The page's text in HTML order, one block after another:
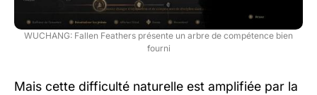
WUCHANG: Fallen Feathers présente un arbre de compétence bien
fourni
Mais cette difficulté naturelle est amplifiée par la